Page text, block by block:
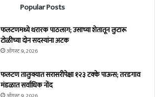
Popular Posts
फलटणमध्ये थरारक पाठलाग; उसाच्या शेतातून लुटारू
टोळीच्या दोन सदस्यांना अटक
ऑगस्ट 9, 2026
फलटण तालुक्यात सरासरीपेक्षा १२३ टक्के पाऊस; तरडगाव
मंडळात सर्वाधिक नोंद